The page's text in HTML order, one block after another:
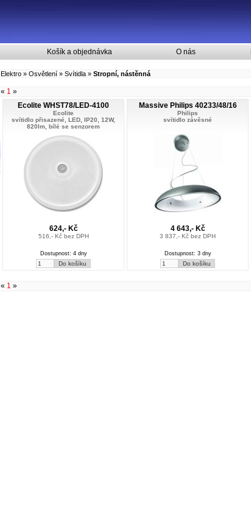
Košík a objednávka O nás
Elektro » Osvětlení » Svítidla » Stropní, nástěnná
« 1 »
Ecolite WHST78/LED-4100
Ecolite
svítidlo přisazené, LED, IP20, 12W,
820lm, bílé se senzorem
624,- Kč
516,- Kč bez DPH
Dostupnost: 4 dny
Massive Philips 40233/48/16
Philips
svítidlo závěsné
4 643,- Kč
3 837,- Kč bez DPH
Dostupnost: 3 dny
« 1 »